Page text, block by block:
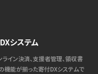
システム
イン決済、支援者管理、領収書
機能が揃った寄付DXシステムで